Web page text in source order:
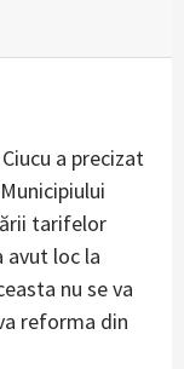
a precizat
tarifelor
avut loc la
nu se va
reforma din